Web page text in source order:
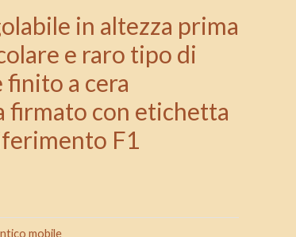
in altezza prima
e raro tipo di
a cera
firmato con etichetta
F1
mobile